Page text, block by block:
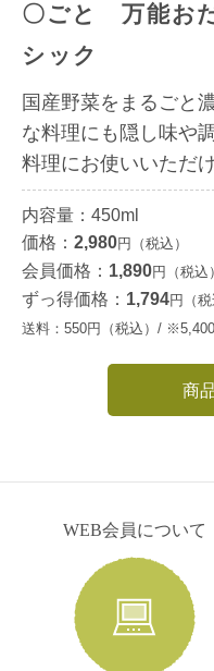
〇ごと 万能お
シック
国産野菜をまるごと
な料理にも隠し味や
料理にお使いいただけ
内容量：450ml
価格： 2,980円（税込）
会員価格： 1,890円（税込）
ずっ得価格： 1,794円（税
送料：550円（税込）/
商
WEB会員について